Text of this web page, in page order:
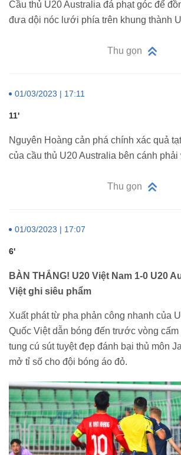
Cầu thủ U20 Australia đá phạt góc để
đưa dội nóc lưới phía trên khung thành
Thu gọn
01/03/2023 | 17:11
11'
Nguyên Hoàng cản phá chính xác quả
của cầu thủ U20 Australia bên cánh phải
Thu gọn
01/03/2023 | 17:07
6'
BÀN THẮNG! U20 Việt Nam 1-0 U20
Việt ghi siêu phẩm
Xuất phát từ pha phản công nhanh của
Quốc Việt dẫn bóng đến trước vòng cấm
tung cú sút tuyệt đẹp đánh bại thủ môn
mở tỉ số cho đội bóng áo đỏ.